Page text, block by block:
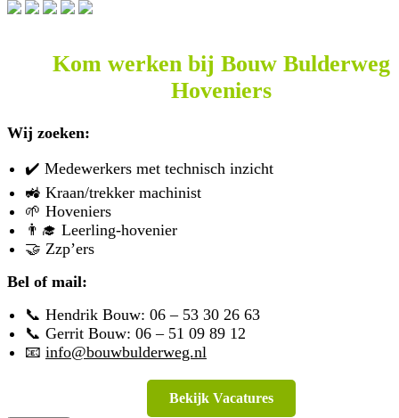
Kom werken bij Bouw Bulderweg
Hoveniers
Wij zoeken:
✔️ Medewerkers met technisch inzicht
🚜 Kraan/trekker machinist
🌱 Hoveniers
👨‍🎓 Leerling-hovenier
🤝 Zzp’ers
Bel of mail:
📞 Hendrik Bouw: 06 – 53 30 26 63
📞 Gerrit Bouw: 06 – 51 09 89 12
📧 info@bouwbulderweg.nl
Bekijk Vacatures